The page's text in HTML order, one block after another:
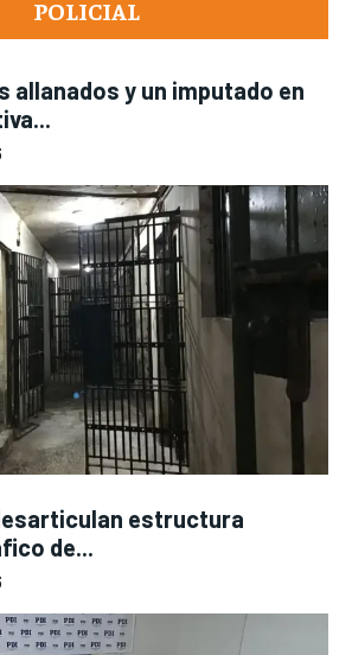
POLICIAL
allanados y un imputado en
estructura
de...